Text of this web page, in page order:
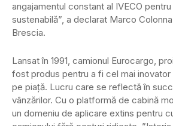
angajamentul constant al IVECO
sustenabilă”, a declarat Marco
Brescia.
Lansat în 1991, camionul Eurocargo,
fost produs pentru a fi cel mai inovator
pe piață. Lucru care se reflectă în
vânzărilor. Cu o platformă de cabină
un domeniu de aplicare extins pentru